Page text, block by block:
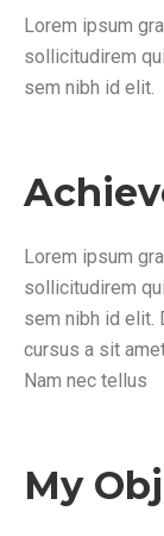
Lorem ipsum
sollicitudirem
sem nibh id elit.
Lorem ipsum
sollicitudirem
sem nibh id elit.
cursus a sit
Nam nec tellus
My